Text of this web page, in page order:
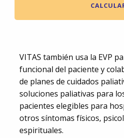
VITAS también usa la EVP
funcional del paciente y
de planes de cuidados
soluciones paliativas para
pacientes elegibles para
otros síntomas físicos,
espirituales.